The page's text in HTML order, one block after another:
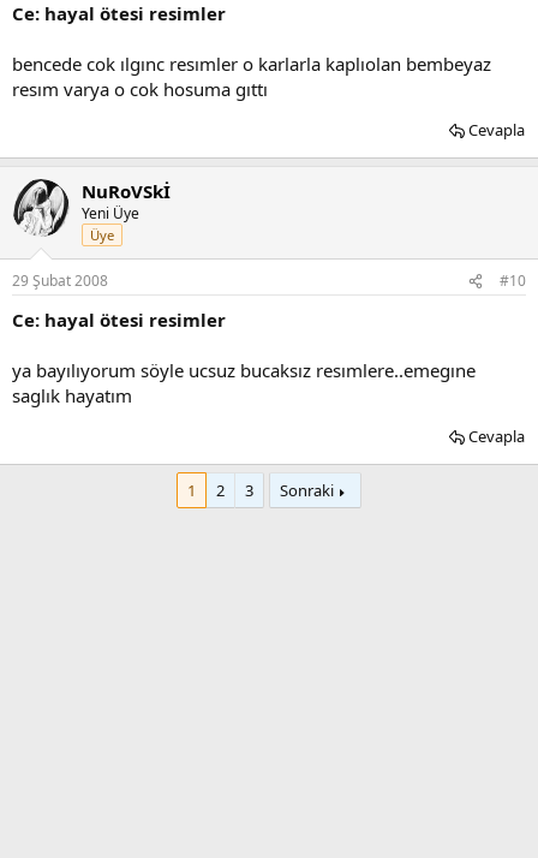
Ce: hayal ötesi resimler
bencede cok ılgınc resımler o karlarla kaplıolan bembeyaz
resım varya o cok hosuma gıttı
Cevapla
NuRoVSkİ
Yeni Üye
Üye
29 Şubat 2008 #10
Ce: hayal ötesi resimler
ya bayılıyorum söyle ucsuz bucaksız resımlere..emegıne
saglık hayatım
Cevapla
1 2 3 Sonraki